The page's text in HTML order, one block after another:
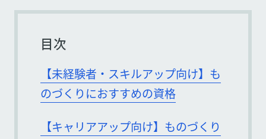
目次
【未経験者・スキルアップ向け】も
のづくりにおすすめの資格
【キャリアアップ向け】ものづくり